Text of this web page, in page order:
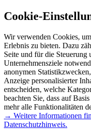
Cookie-
Wir verwenden Cookies,
Erlebnis zu bieten. Dazu
Seite und für die Steuerung
Unternehmensziele
anonymen
Anzeige personalisierter
entscheiden, welche
beachten Sie, dass auf
mehr alle Funktionalitäten
→ Weitere Informationen
Datenschutzhinweis.